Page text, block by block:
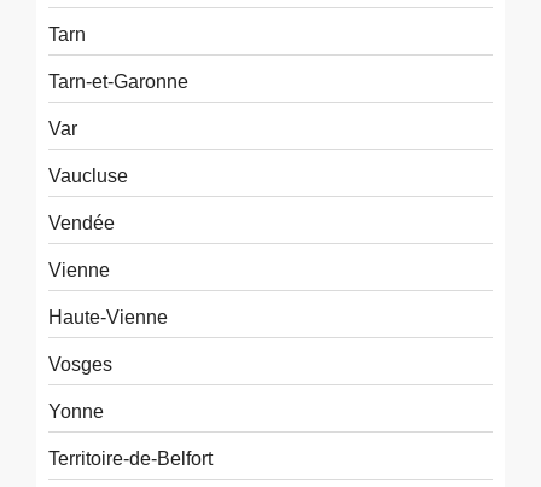
Tarn
Tarn-et-Garonne
Var
Vaucluse
Vendée
Vienne
Haute-Vienne
Vosges
Yonne
Territoire-de-Belfort